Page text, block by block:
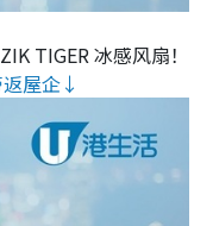
TIGER 冰感风扇！
屋企↓